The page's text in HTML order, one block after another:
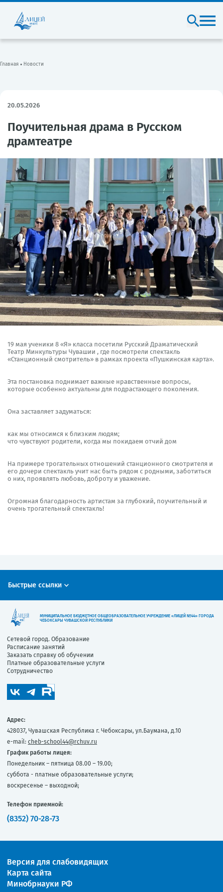
Главная Новости
20.05.2026
Поучительная драма в Русском
драмтеатре
19 мая ученики 8 «Я» класса посетили Русский Драматический
Театр Минкультуры Чувашии , где посмотрели спектакль
«Станционный смотритель» в рамках проекта «Пушкинская карта».
Эта постановка поднимает важные нравственные вопросы,
которые особенно актуальны для подрастающего поколения.
Она заставляет задуматься:
как мы относимся к близким людям;
что чувствуют родители, когда мы покидаем отчий дом
На примере трогательных отношений станционного смотрителя и
его дочери спектакль учит нас быть рядом с родными, заботиться
о них, проявлять любовь, доброту и уважение.
Огромная благодарность артистам за глубокий, поучительный и
очень трогательный спектакль!
Быстрые ссылки
МУНИЦИПАЛЬНОЕ БЮДЖЕТНОЕ ОБЩЕОБРАЗОВАТЕЛЬНОЕ УЧРЕЖДЕНИЕ «ЛИЦЕЙ №44» ГОРОДА
ЧЕБОКСАРЫ ЧУВАШСКОЙ РЕСПУБЛИКИ
Сетевой город. Образование
Расписание занятий
Заказать справку об обучении
Платные образовательные услуги
Сотрудничество
Адрес:
428037, Чувашская Республика г. Чебоксары, ул.Баумана, д.10
e-mail: cheb-school44@rchuv.ru
График работы лицея:
Понедельник – пятница 08.00 – 19.00;
суббота - платные образовательные услуги;
воскресенье – выходной;
Телефон приемной:
(8352) 70-28-73
Версия для слабовидящих
Карта сайта
Минобрнауки РФ